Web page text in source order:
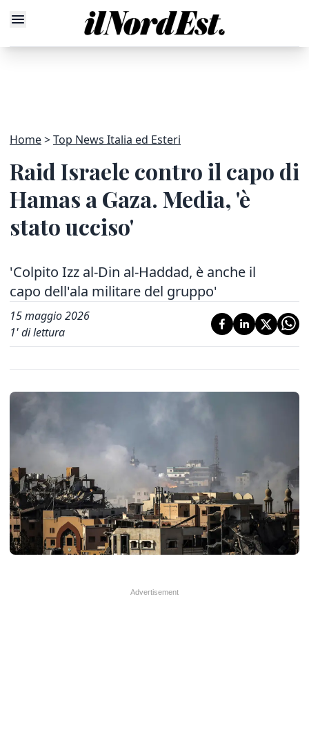
Home Top News Italia ed Esteri
Raid Israele contro il capo di
Hamas a Gaza. Media, 'è
stato ucciso'
'Colpito Izz al-Din al-Haddad, è anche il
capo dell'ala militare del gruppo'
15 maggio 2026
1' di lettura